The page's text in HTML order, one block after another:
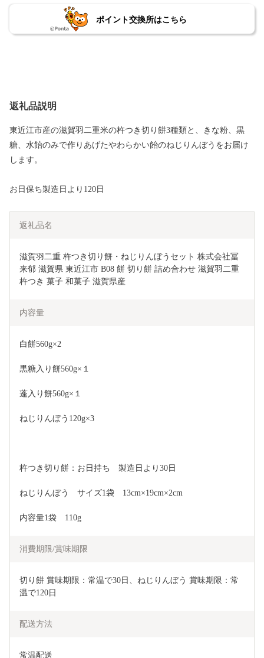
ポイント交換所はこちら
返礼品説明
東近江市産の滋賀羽二重米の杵つき切り餅3種類と、きな粉、黒
糖、水飴のみで作りあげたやわらかい飴のねじりんぼうをお届け
します。
お日保ち製造日より120日
返礼品名
滋賀羽二重 杵つき切り餅・ねじりんぼうセット 株式会社冨
来郁 滋賀県 東近江市 B08 餅 切り餅 詰め合わせ 滋賀羽二重
杵つき 菓子 和菓子 滋賀県産
内容量
白餅560g×2
黒糖入り餅560g×１
蓬入り餅560g×１
ねじりんぼう120g×3
杵つき切り餅：お日持ち　製造日より30日
ねじりんぼう　サイズ1袋　13cm×19cm×2cm
内容量1袋　110g
消費期限/賞味期限
切り餅 賞味期限：常温で30日、ねじりんぼう 賞味期限：常
温で120日
配送方法
常温配送